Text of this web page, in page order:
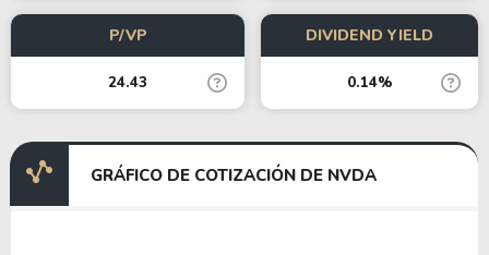
P/VP
24.43
DIVIDEND YIELD
0.14%
GRÁFICO DE COTIZACIÓN DE NVDA